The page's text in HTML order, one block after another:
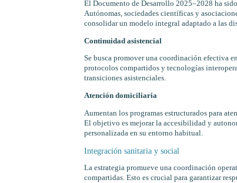
El Documento de Desarrollo 2025–2028 ha
Autónomas, sociedades científicas y
consolidar un modelo integral adaptado a las
Continuidad asistencial
Se busca promover una coordinación
protocolos compartidos y tecnologías
transiciones asistenciales.
Atención domiciliaria
Aumentan los programas estructurados para
El objetivo es mejorar la accesibilidad y
personalizada en su entorno habitual.
Integración sanitaria y social
La estrategia promueve una coordinación
compartidas. Esto es crucial para garantizar